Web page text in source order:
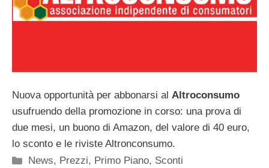
Nuova opportunità per abbonarsi al Altroconsumo
usufruendo della promozione in corso: una prova di
due mesi, un buono di Amazon, del valore di 40 euro,
lo sconto e le riviste Altronconsumo.
Categorie
News, Prezzi, Primo Piano, Sconti